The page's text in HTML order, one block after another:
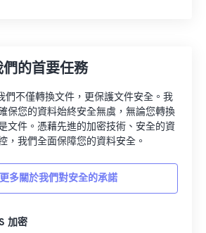
的首要任務
們不僅轉換文件，更保護文件安全。我
保您的資料始終安全無虞，無論您轉換
文件。憑藉先進的加密技術、安全的資
，我們全面保障您的資料安全。
多關於我們對安全的承諾
加密